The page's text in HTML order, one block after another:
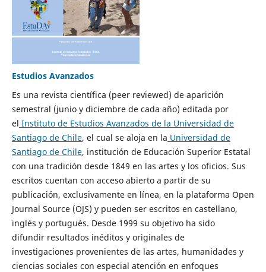
Estudios Avanzados
Es una revista científica (peer reviewed) de aparición
semestral (junio y diciembre de cada año) editada por
el Instituto de Estudios Avanzados de la Universidad de
Santiago de Chile, el cual se aloja en la Universidad de
Santiago de Chile, institución de Educación Superior Estatal
con una tradición desde 1849 en las artes y los oficios. Sus
escritos cuentan con acceso abierto a partir de su
publicación, exclusivamente en línea, en la plataforma Open
Journal Source (OJS) y pueden ser escritos en castellano,
inglés y portugués. Desde 1999 su objetivo ha sido
difundir resultados inéditos y originales de
investigaciones provenientes de las artes, humanidades y
ciencias sociales con especial atención en enfoques